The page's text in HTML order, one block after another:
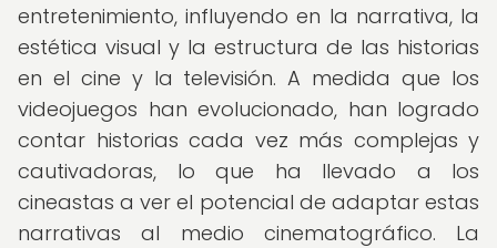
entretenimiento, influyendo en la narrativa, la
estética visual y la estructura de las historias
en el cine y la televisión. A medida que los
videojuegos han evolucionado, han logrado
contar historias cada vez más complejas y
cautivadoras, lo que ha llevado a los
cineastas a ver el potencial de adaptar estas
narrativas al medio cinematográfico. La